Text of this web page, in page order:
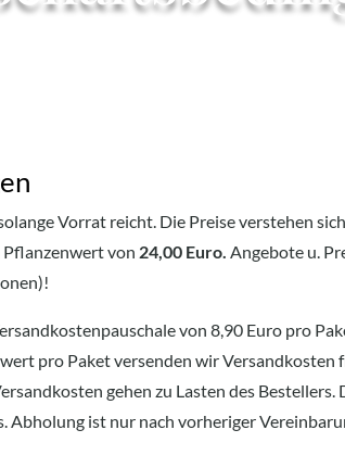
Vorrat reicht. Die Preise verstehen
von 24,00 Euro. Angebote u.
von 8,90 Euro pro
pro Paket versenden wir
gehen zu Lasten des Bestellers.
Abholung ist nur nach vorheriger